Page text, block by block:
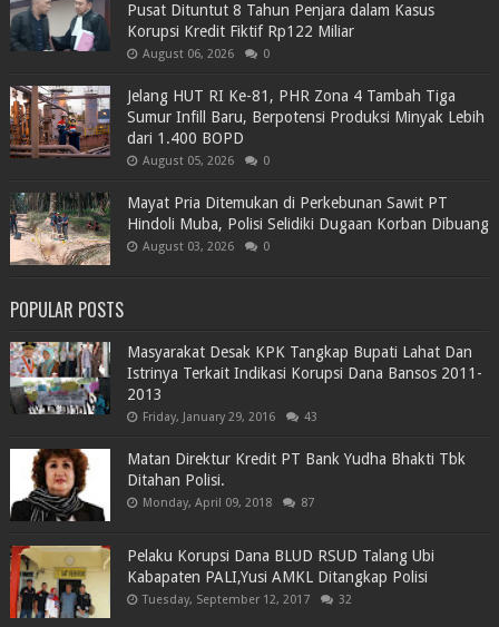
Pusat Dituntut 8 Tahun Penjara dalam Kasus
Korupsi Kredit Fiktif Rp122 Miliar
August 06, 2026 0
Jelang HUT RI Ke-81, PHR Zona 4 Tambah Tiga
Sumur Infill Baru, Berpotensi Produksi Minyak Lebih
dari 1.400 BOPD
August 05, 2026 0
Mayat Pria Ditemukan di Perkebunan Sawit PT
Hindoli Muba, Polisi Selidiki Dugaan Korban Dibuang
August 03, 2026 0
POPULAR POSTS
Masyarakat Desak KPK Tangkap Bupati Lahat Dan
Istrinya Terkait Indikasi Korupsi Dana Bansos 2011-
2013
Friday, January 29, 2016 43
Matan Direktur Kredit PT Bank Yudha Bhakti Tbk
Ditahan Polisi.
Monday, April 09, 2018 87
Pelaku Korupsi Dana BLUD RSUD Talang Ubi
Kabapaten PALI,Yusi AMKL Ditangkap Polisi
Tuesday, September 12, 2017 32